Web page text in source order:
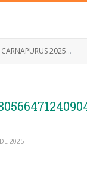
CARNAPURUS 2025
2025